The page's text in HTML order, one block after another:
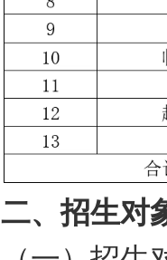
二、招生对